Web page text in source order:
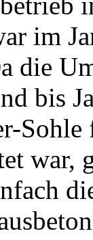
im
die
bis
war,